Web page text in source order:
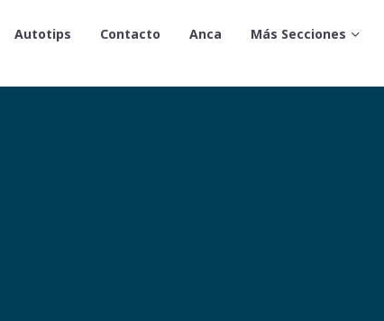
Autotips Contacto Anca Más Secciones